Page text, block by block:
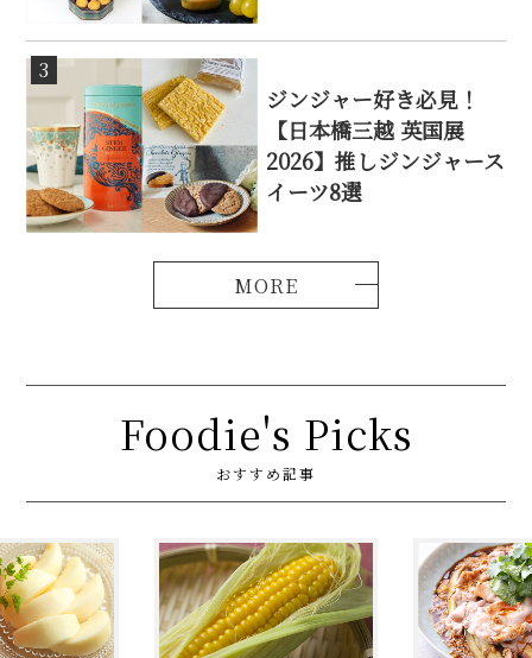
3
ジンジャー好き必見！
【日本橋三越 英国展
2026】推しジンジャース
イーツ8選
Foodie's Picks
おすすめ記事